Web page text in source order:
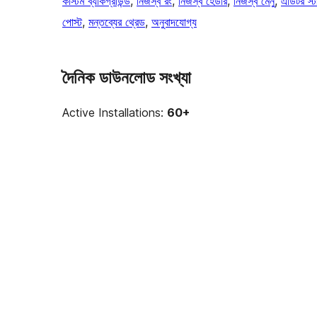
পোস্ট, মন্তব্যের থ্রেড, অনুবাদযোগ্য
দৈনিক ডাউনলোড সংখ্যা
Active Installations: 60+